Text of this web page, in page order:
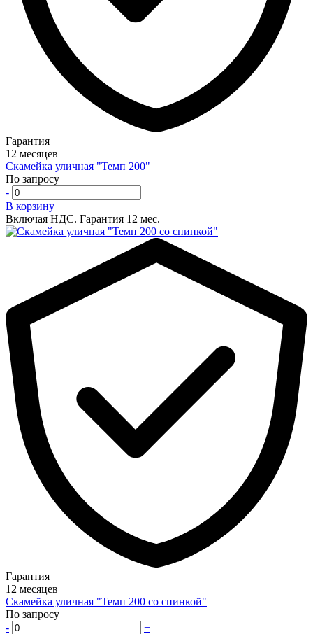
Гарантия
12 месяцев
Скамейка уличная "Темп 200"
По запросу
-
+
В корзину
Включая НДС. Гарантия 12 мес.
Гарантия
12 месяцев
Скамейка уличная "Темп 200 со спинкой"
По запросу
-
+